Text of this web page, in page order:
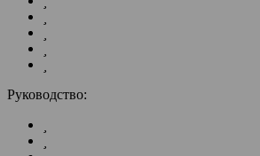
Руководство: